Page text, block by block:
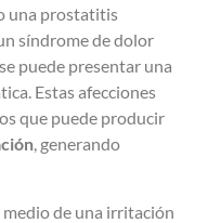
una prostatitis
síndrome de dolor
puede presentar una
Estas afecciones
que puede producir
, generando
de una irritación